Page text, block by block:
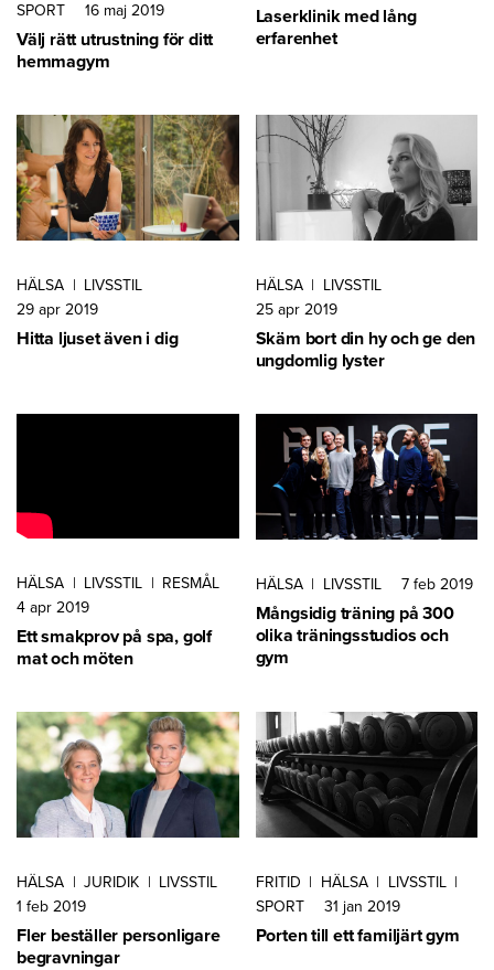
SPORT
16 maj 2019
Välj rätt utrustning för ditt
hemmagym
Laserklinik med lång
erfarenhet
HÄLSA | LIVSSTIL
29 apr 2019
Hitta ljuset även i dig
HÄLSA | LIVSSTIL
25 apr 2019
Skäm bort din hy och ge den
ungdomlig lyster
HÄLSA | LIVSSTIL | RESMÅL
4 apr 2019
Ett smakprov på spa, golf
mat och möten
HÄLSA | LIVSSTIL 7 feb 2019
Mångsidig träning på 300
olika träningsstudios och
gym
HÄLSA | JURIDIK | LIVSSTIL
1 feb 2019
Fler beställer personligare
begravningar
FRITID | HÄLSA | LIVSSTIL |
SPORT
31 jan 2019
Porten till ett familjärt gym